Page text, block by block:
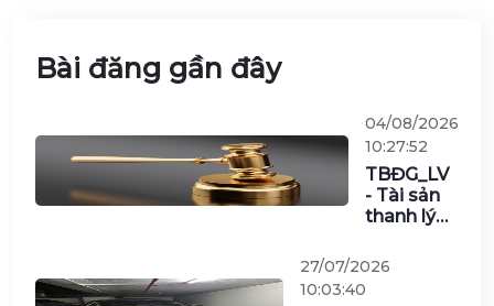
Bài đăng gần đây
04/08/2026
10:27:52
TBĐG_LV
- Tài sản
thanh lý
của Viễn
thông
27/07/2026
10:03:40